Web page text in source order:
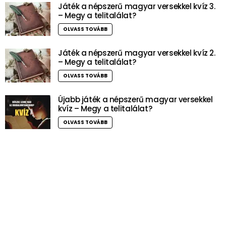
Játék a népszerű magyar versekkel kvíz 3.
– Megy a telitalálat?
OLVASS TOVÁBB
Játék a népszerű magyar versekkel kvíz 2.
– Megy a telitalálat?
OLVASS TOVÁBB
Újabb játék a népszerű magyar versekkel
kvíz – Megy a telitalálat?
OLVASS TOVÁBB